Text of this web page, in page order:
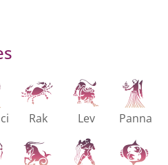
Rak Lev Panna